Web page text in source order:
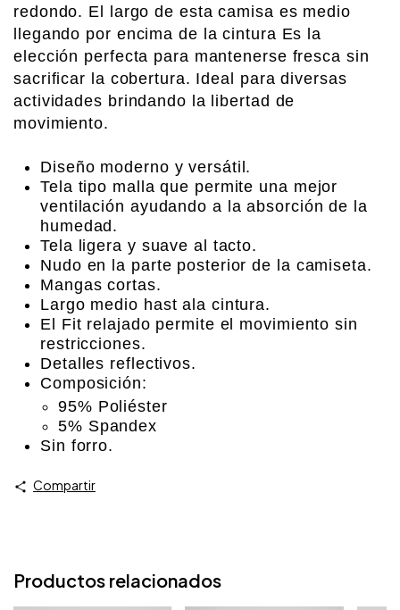
redondo. El largo de esta camisa es medio
llegando por encima de la cintura Es la
elección perfecta para mantenerse fresca sin
sacrificar la cobertura. Ideal para diversas
actividades brindando la libertad de
movimiento.
Diseño moderno y versátil.
Tela tipo malla que permite una mejor
ventilación ayudando a la absorción de la
humedad.
Tela ligera y suave al tacto.
Nudo en la parte posterior de la camiseta.
Mangas cortas.
Largo medio hast ala cintura.
El Fit relajado permite el movimiento sin
restricciones.
Detalles reflectivos.
Composición:
95% Poliéster
5% Spandex
Sin forro.
Compartir
Productos relacionados